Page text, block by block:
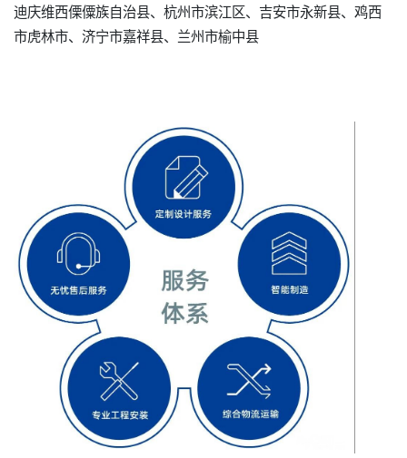
迪庆维西傈僳族自治县、杭州市滨江区、吉安市永新县、鸡西
市虎林市、济宁市嘉祥县、兰州市榆中县